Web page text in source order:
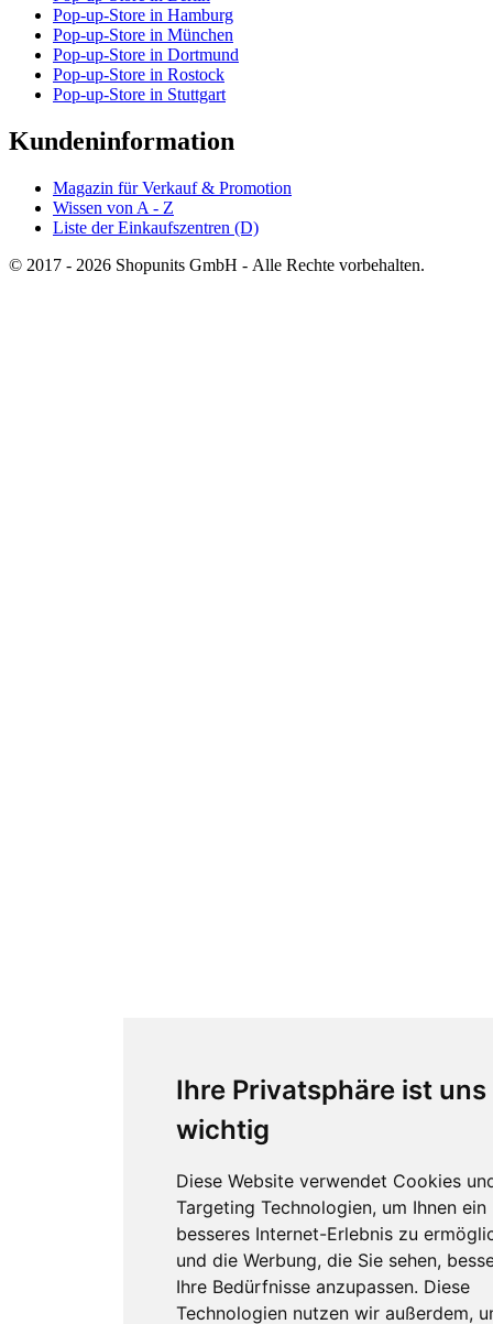
Ihre Privatsphäre ist uns
wichtig
Diese Website verwendet Cookies
Targeting Technologien, um Ihnen ein
besseres Internet-Erlebnis zu
und die Werbung, die Sie sehen,
Ihre Bedürfnisse anzupassen. Diese
Technologien nutzen wir außerdem,
Pop-up-Store in Hamburg
Pop-up-Store in München
Pop-up-Store in Dortmund
Pop-up-Store in Rostock
Pop-up-Store in Stuttgart
Kundeninformation
Magazin für Verkauf & Promotion
Wissen von A - Z
Liste der Einkaufszentren (D)
© 2017 - 2026 Shopunits GmbH - Alle Rechte vorbehalten.